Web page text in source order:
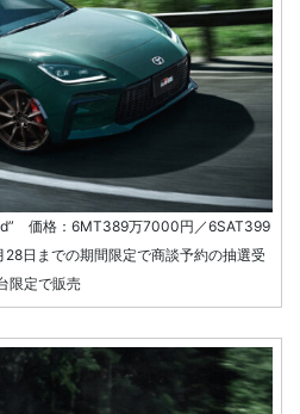
価格：6MT389万7000円／6SAT399
日までの期間限定で商談予約の抽選受
限定で販売